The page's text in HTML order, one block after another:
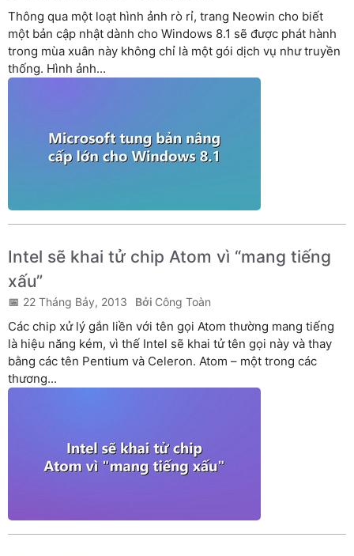
Thông qua một loạt hình ảnh rò rỉ, trang Neowin cho biết
một bản cập nhật dành cho Windows 8.1 sẽ được phát hành
trong mùa xuân này không chỉ là một gói dịch vụ như truyền
thống. Hình ảnh...
Intel sẽ khai tử chip Atom vì “mang tiếng
xấu”
22 Tháng Bảy, 2013 Công Toàn
Các chip xử lý gắn liền với tên gọi Atom thường mang tiếng
là hiệu năng kém, vì thế Intel sẽ khai tử tên gọi này và thay
bằng các tên Pentium và Celeron. Atom – một trong các
thương...